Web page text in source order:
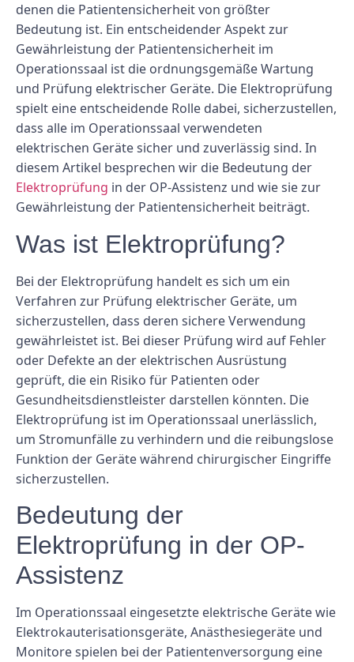
denen die Patientensicherheit von größter
Bedeutung ist. Ein entscheidender Aspekt zur
Gewährleistung der Patientensicherheit im
Operationssaal ist die ordnungsgemäße Wartung
und Prüfung elektrischer Geräte. Die Elektroprüfung
spielt eine entscheidende Rolle dabei, sicherzustellen,
dass alle im Operationssaal verwendeten
elektrischen Geräte sicher und zuverlässig sind. In
diesem Artikel besprechen wir die Bedeutung der
Elektroprüfung in der OP-Assistenz und wie sie zur
Gewährleistung der Patientensicherheit beiträgt.
Was ist Elektroprüfung?
Bei der Elektroprüfung handelt es sich um ein
Verfahren zur Prüfung elektrischer Geräte, um
sicherzustellen, dass deren sichere Verwendung
gewährleistet ist. Bei dieser Prüfung wird auf Fehler
oder Defekte an der elektrischen Ausrüstung
geprüft, die ein Risiko für Patienten oder
Gesundheitsdienstleister darstellen könnten. Die
Elektroprüfung ist im Operationssaal unerlässlich,
um Stromunfälle zu verhindern und die reibungslose
Funktion der Geräte während chirurgischer Eingriffe
sicherzustellen.
Bedeutung der
Elektroprüfung in der OP-
Assistenz
Im Operationssaal eingesetzte elektrische Geräte wie
Elektrokauterisationsgeräte, Anästhesiegeräte und
Monitore spielen bei der Patientenversorgung eine